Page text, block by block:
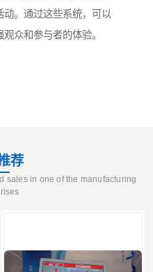
。通过这些系统，可以
众和参与者的体验。
荐
sales in one of the manufacturing